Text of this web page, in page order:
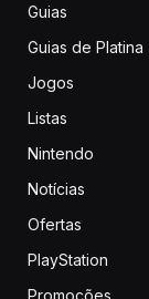
Guias
Guias de Platina
Jogos
Listas
Nintendo
Notícias
Ofertas
PlayStation
Promoções